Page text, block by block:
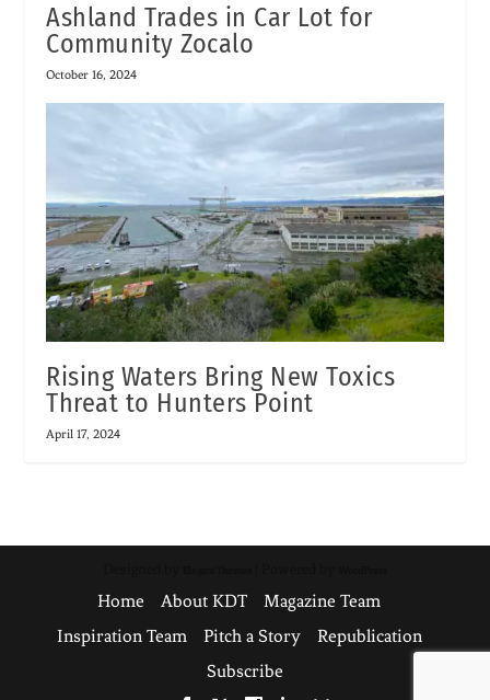
Ashland Trades in Car Lot for
Community Zocalo
October 16, 2024
Rising Waters Bring New Toxics
Threat to Hunters Point
April 17, 2024
Home About KDT
Magazine Team
Inspiration Team
Pitch a Story
Republication
Subscribe